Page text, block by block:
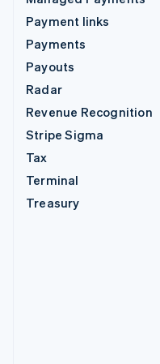
Payment links
Payments
Payouts
Radar
Revenue Recognition
Stripe Sigma
Tax
Terminal
Treasury